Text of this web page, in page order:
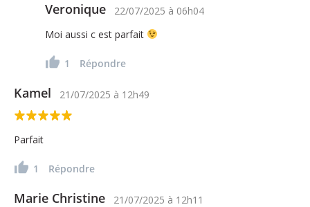
Veronique 22/07/2025 à 06h04
Moi aussi c est parfait
1 Répondre
Kamel 21/07/2025 à 12h49
Parfait
1 Répondre
Marie Christine 21/07/2025 à 12h11